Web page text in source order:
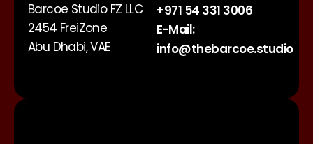
Barcoe Studio FZ LLC
2454 FreiZone
Abu Dhabi, VAE
+971 54 331 3006
E-Mail:
info@thebarcoe.studio